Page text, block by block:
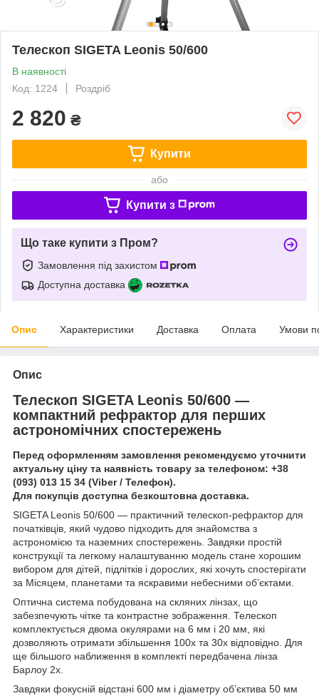
Телескоп SIGETA Leonis 50/600
В наявності
Код: 1224
Роздріб
2 820 ₴
Купити
або
Купити з
Що таке купити з Пром?
Замовлення під захистом
Доступна доставка
Опис Характеристики Доставка Оплата Умови
Опис
Телескоп SIGETA Leonis 50/600 —
компактний рефрактор для перших
астрономічних спостережень
Перед оформленням замовлення рекомендуємо уточнити
актуальну ціну та наявність товару за телефоном: +38
(093) 013 15 34 (Viber / Телефон).
Для покупців доступна безкоштовна доставка.
SIGETA Leonis 50/600 — практичний телескоп-рефрактор для
початківців, який чудово підходить для знайомства з
астрономією та наземних спостережень. Завдяки простій
конструкції та легкому налаштуванню модель стане хорошим
вибором для дітей, підлітків і дорослих, які хочуть спостерігати
за Місяцем, планетами та яскравими небесними об’єктами.
Оптична система побудована на скляних лінзах, що
забезпечують чітке та контрастне зображення. Телескоп
комплектується двома окулярами на 6 мм і 20 мм, які
дозволяють отримати збільшення 100x та 30x відповідно. Для
ще більшого наближення в комплекті передбачена лінза
Барлоу 2x.
Завдяки фокусній відстані 600 мм і діаметру об’єктива 50 мм